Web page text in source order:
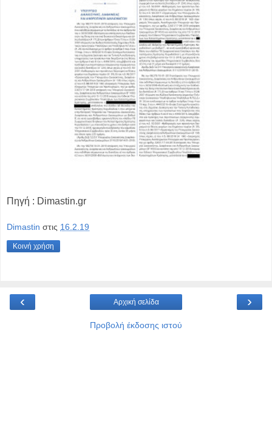
Πηγή : Dimastin.gr
Dimastin στις 16.2.19
Κοινή χρήση
‹ ›
Αρχική σελίδα
Προβολή έκδοσης ιστού